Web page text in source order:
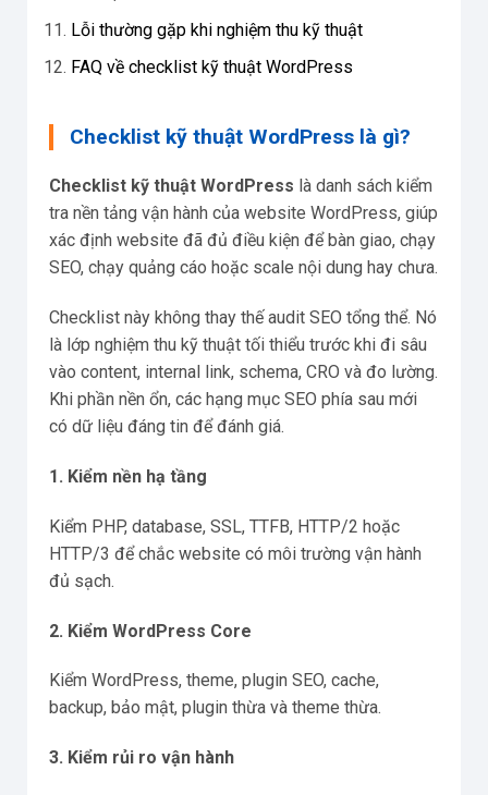
Lỗi thường gặp khi nghiệm thu kỹ thuật
FAQ về checklist kỹ thuật WordPress
Checklist kỹ thuật WordPress là gì?
Checklist kỹ thuật WordPress là danh sách kiểm
tra nền tảng vận hành của website WordPress, giúp
xác định website đã đủ điều kiện để bàn giao, chạy
SEO, chạy quảng cáo hoặc scale nội dung hay chưa.
Checklist này không thay thế audit SEO tổng thể. Nó
là lớp nghiệm thu kỹ thuật tối thiểu trước khi đi sâu
vào content, internal link, schema, CRO và đo lường.
Khi phần nền ổn, các hạng mục SEO phía sau mới
có dữ liệu đáng tin để đánh giá.
1. Kiểm nền hạ tầng
Kiểm PHP, database, SSL, TTFB, HTTP/2 hoặc
HTTP/3 để chắc website có môi trường vận hành
đủ sạch.
2. Kiểm WordPress Core
Kiểm WordPress, theme, plugin SEO, cache,
backup, bảo mật, plugin thừa và theme thừa.
3. Kiểm rủi ro vận hành